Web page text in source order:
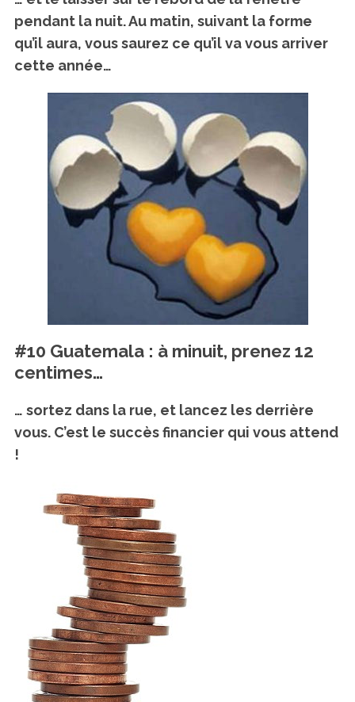
pendant la nuit. Au matin, suivant la forme
qu’il aura, vous saurez ce qu’il va vous arriver
cette année…
#10 Guatemala : à minuit, prenez 12
centimes…
… sortez dans la rue, et lancez les derrière
vous. C’est le succès financier qui vous attend
!
a
c
h
f